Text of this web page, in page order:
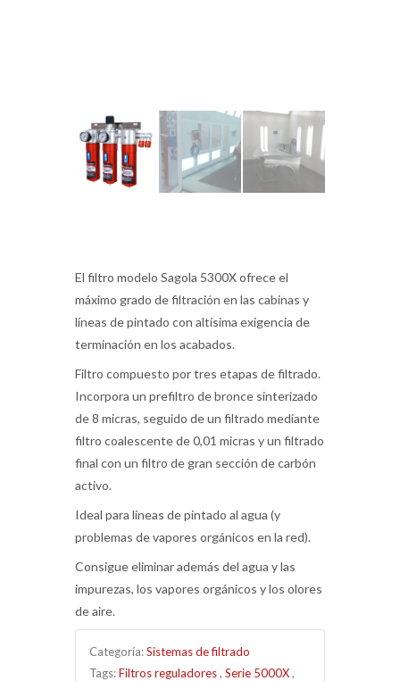
El filtro modelo Sagola 5300X ofrece el
máximo grado de filtración en las cabinas y
líneas de pintado con altísima exigencia de
terminación en los acabados.
Filtro compuesto por tres etapas de filtrado.
Incorpora un prefiltro de bronce sinterizado
de 8 micras, seguido de un filtrado mediante
filtro coalescente de 0,01 micras y un filtrado
final con un filtro de gran sección de carbón
activo.
Ideal para líneas de pintado al agua (y
problemas de vapores orgánicos en la red).
Consigue eliminar además del agua y las
impurezas, los vapores orgánicos y los olores
de aire.
Categoría:Sistemas de filtrado
Tags:Filtros reguladores, Serie 5000X,